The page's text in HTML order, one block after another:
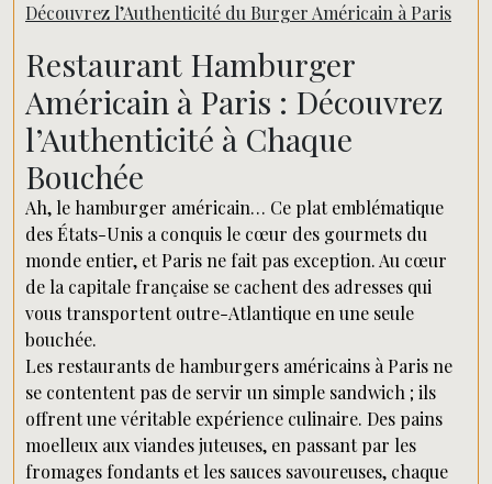
Découvrez l’Authenticité du Burger Américain à Paris
Restaurant Hamburger
Américain à Paris : Découvrez
l’Authenticité à Chaque
Bouchée
Ah, le hamburger américain… Ce plat emblématique
des États-Unis a conquis le cœur des gourmets du
monde entier, et Paris ne fait pas exception. Au cœur
de la capitale française se cachent des adresses qui
vous transportent outre-Atlantique en une seule
bouchée.
Les restaurants de hamburgers américains à Paris ne
se contentent pas de servir un simple sandwich ; ils
offrent une véritable expérience culinaire. Des pains
moelleux aux viandes juteuses, en passant par les
fromages fondants et les sauces savoureuses, chaque